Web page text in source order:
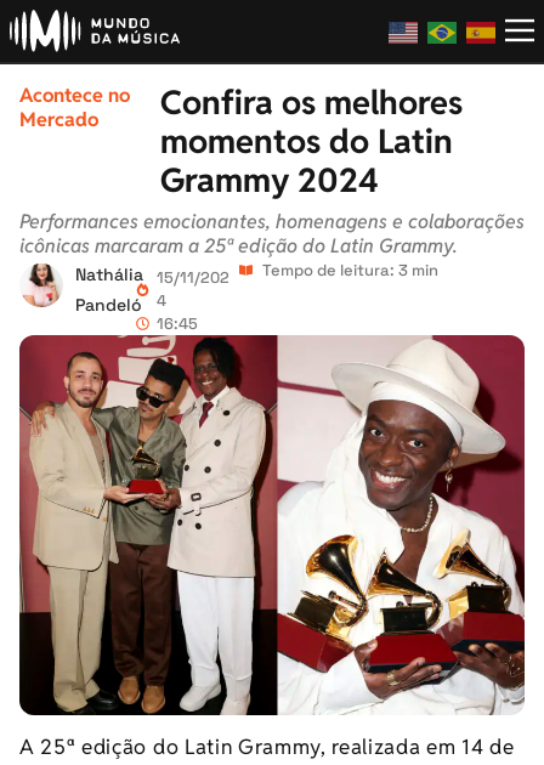
Acontece no
Mercado
Confira os melhores
momentos do Latin
Grammy 2024
Performances emocionantes, homenagens e colaborações
icônicas marcaram a 25ª edição do Latin Grammy.
Nathália
Pandeló
15/11/202
4
16:45
Tempo de leitura: 3 min
A 25ª edição do Latin Grammy, realizada em 14 de